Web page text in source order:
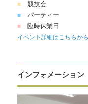
■ 競技会
■ パーティー
■ 臨時休業日
イベント詳細はこちらから
インフォメーション